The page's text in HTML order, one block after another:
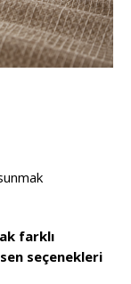
farklı
seçenekleri